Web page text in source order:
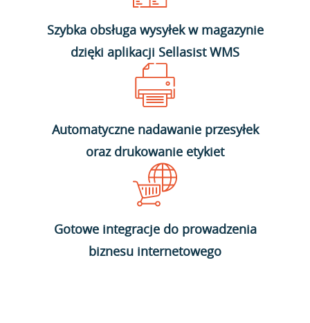
Szybka obsługa wysyłek w magazynie
dzięki aplikacji Sellasist WMS
Automatyczne nadawanie przesyłek
oraz drukowanie etykiet
Gotowe integracje do prowadzenia
biznesu internetowego